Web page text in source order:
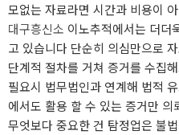
모없는 자료라면 시간과 비용이
대구흥신소 이노추적에서는 더더
고 있습니다 단순히 의심만으로
단계적 절차를 거쳐 증거를 수집
필요시 법무법인과 연계해 법적
에서도 활용 할 수 있는 증거만 의
무엇보다 중요한 건 탐정업은 불